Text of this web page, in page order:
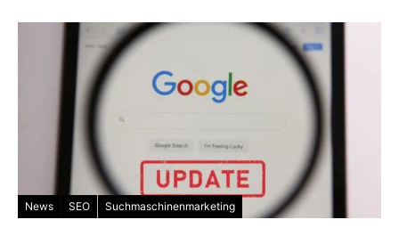
News SEO Suchmaschinenmarketing